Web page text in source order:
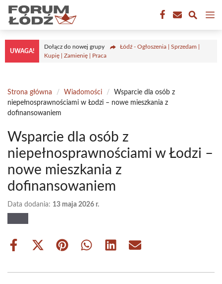
Przejdź
treści
UWAGA!
Dołącz do nowej grupy
Łódź - Ogłoszenia | Sprzedam |
Kupię | Zamienię | Praca
Strona główna / Wiadomości /
Wsparcie dla osób z
niepełnosprawnościami w Łodzi – nowe mieszkania z
dofinansowaniem
Wsparcie dla osób z
niepełnosprawnościami w Łodzi –
nowe mieszkania z
dofinansowaniem
Data dodania: 13 maja 2026 r.
Share
Share
(Twitter)
Share Share Share Share